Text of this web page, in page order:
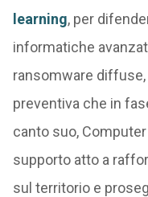
learning, per
informatiche
ransomware
preventiva che in
canto suo,
supporto atto a
sul territorio e